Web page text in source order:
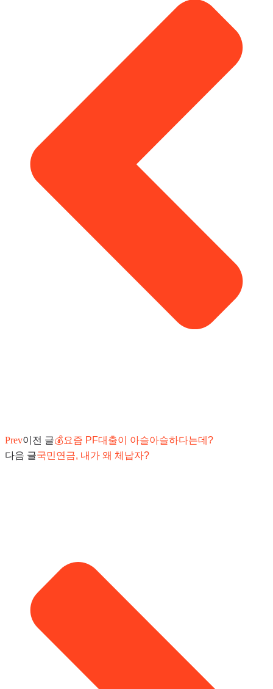
Prev이전 글💰요즘 PF대출이 아슬아슬하다는데?
다음 글국민연금, 내가 왜 체납자?